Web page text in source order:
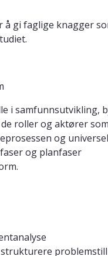
gi faglige knagger
i samfunnsutvikling,
roller og aktører
og
og planfaser